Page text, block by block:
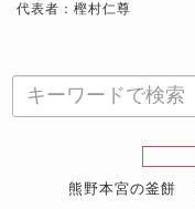
代表者：樫村仁尊
熊野本宮の釜餅